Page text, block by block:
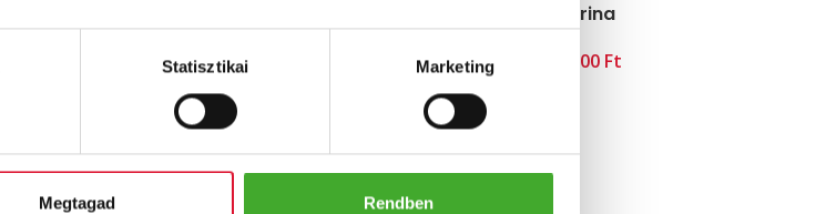
Statisztikai Marketing
Megtagad Rendben
Florina
Ft